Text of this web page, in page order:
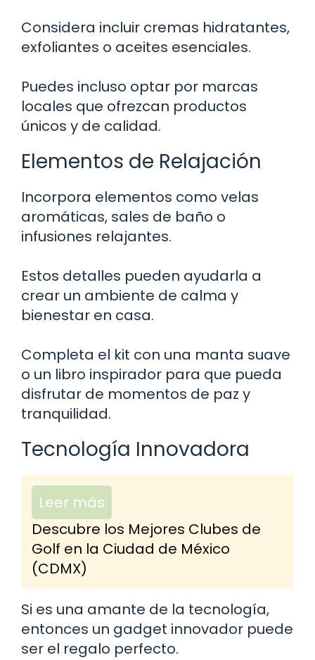
Considera incluir cremas hidratantes,
exfoliantes o aceites esenciales.
Puedes incluso optar por marcas
locales que ofrezcan productos
únicos y de calidad.
Elementos de Relajación
Incorpora elementos como velas
aromáticas, sales de baño o
infusiones relajantes.
Estos detalles pueden ayudarla a
crear un ambiente de calma y
bienestar en casa.
Completa el kit con una manta suave
o un libro inspirador para que pueda
disfrutar de momentos de paz y
tranquilidad.
Tecnología Innovadora
Leer más
Descubre los Mejores Clubes de
Golf en la Ciudad de México
(CDMX)
Si es una amante de la tecnología,
entonces un gadget innovador puede
ser el regalo perfecto.